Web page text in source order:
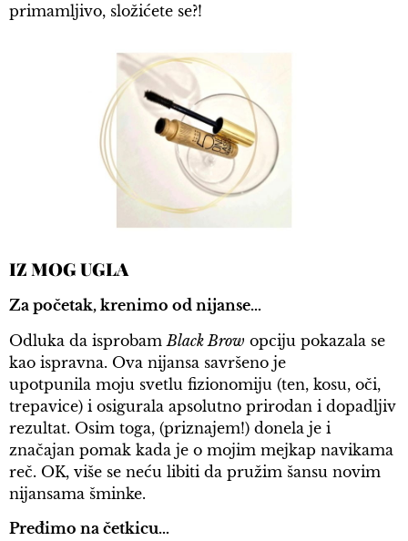
primamljivo, složićete se?!
IZ MOG UGLA
Za početak, krenimo od nijanse…
Odluka da isprobam Black Brow opciju pokazala se
kao ispravna. Ova nijansa savršeno je
upotpunila moju svetlu fizionomiju (ten, kosu, oči,
trepavice) i osigurala apsolutno prirodan i dopadljiv
rezultat. Osim toga, (priznajem!) donela je i
značajan pomak kada je o mojim mejkap navikama
reč. OK, više se neću libiti da pružim šansu novim
nijansama šminke.
Pređimo na četkicu…